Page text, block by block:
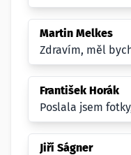
Martin Melkes
Zdravím, měl
František Horák
Poslala jsem
Jiří Ságner